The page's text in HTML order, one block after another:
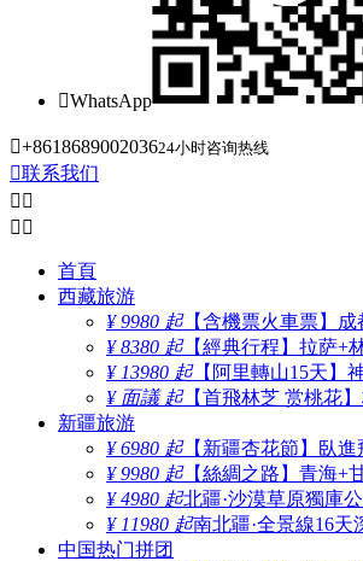
WhatsApp
+861868900203624小时咨询热线
联系我们
 
 
首頁
西藏旅游
¥ 9980 起【含機票火車票】成
¥ 8380 起【經典行程】拉萨+
¥ 13980 起【阿里轉山15天】
¥ 面議 起【首飛林芝 赏桃花
新疆旅游
¥ 6980 起【新疆杏花節】臥進
¥ 9980 起【絲綢之路】青海+
¥ 4980 起北疆·沙漠草原獨庫
¥ 11980 起南北疆·全景線16天
中国热门拼团